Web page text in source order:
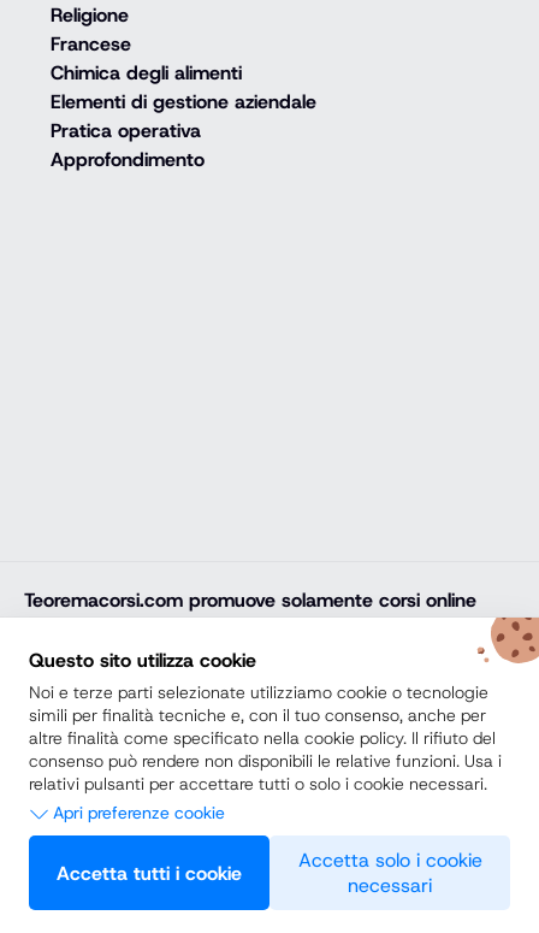
Religione
Francese
Chimica degli alimenti
Elementi di gestione aziendale
Pratica operativa
Approfondimento
Teoremacorsi.com promuove solamente corsi online
professionali, corsi per il diploma online, lauree e master
online di comprovata qualità e con attestato finale
riconosciuto e spendibile sul mercato del lavoro. Trova
la soluzione ideale e arricchisci il tuo percorso di studi
con noi.
Secondo Diploma
Scuole Private vs Scuole Paritarie
© 2026 Teoremacorsi.com Tutti i diritti riservati. -
Questo sito utilizza cookie
Noi e terze parti selezionate utilizziamo cookie o tecnologie
simili per finalità tecniche e, con il tuo consenso, anche per
altre finalità come specificato nella cookie policy. Il rifiuto del
consenso può rendere non disponibili le relative funzioni. Usa i
relativi pulsanti per accettare tutti o solo i cookie necessari.
Apri preferenze cookie
Questi strumenti di tracciamento sono strettamente necessari per
garantire il funzionamento e la fornitura del servizio che ci hai
Accetta tutti i cookie
Accetta solo i cookie
necessari